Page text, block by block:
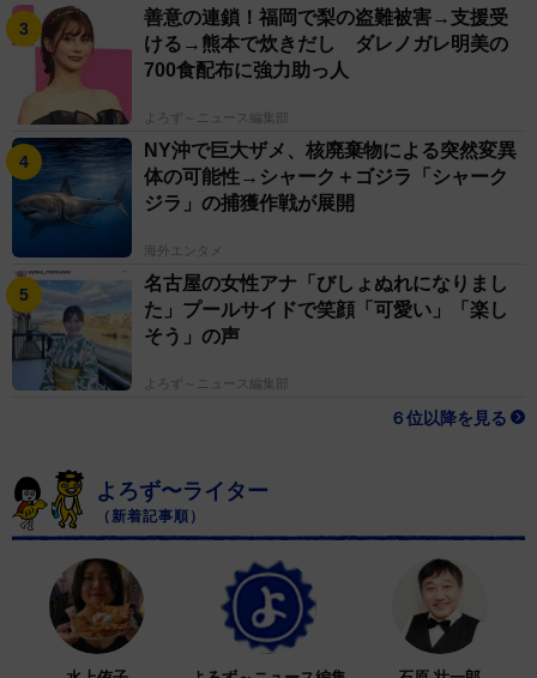
善意の連鎖！福岡で梨の盗難被害→支援受
ける→熊本で炊きだし ダレノガレ明美の
700食配布に強力助っ人
よろず～ニュース編集部
NY沖で巨大ザメ、核廃棄物による突然変異
体の可能性→シャーク＋ゴジラ「シャーク
ジラ」の捕獲作戦が展開
海外エンタメ
名古屋の女性アナ「びしょぬれになりまし
た」プールサイドで笑顔「可愛い」「楽し
そう」の声
よろず～ニュース編集部
６位以降を見る
よろず〜ライター
（新着記事順）